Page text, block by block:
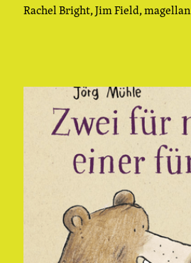
Rachel Bright, Jim Field, magellan